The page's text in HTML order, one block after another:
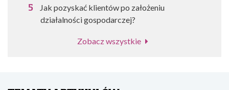
Jak pozyskać klientów po założeniu
działalności gospodarczej?
Zobacz wszystkie